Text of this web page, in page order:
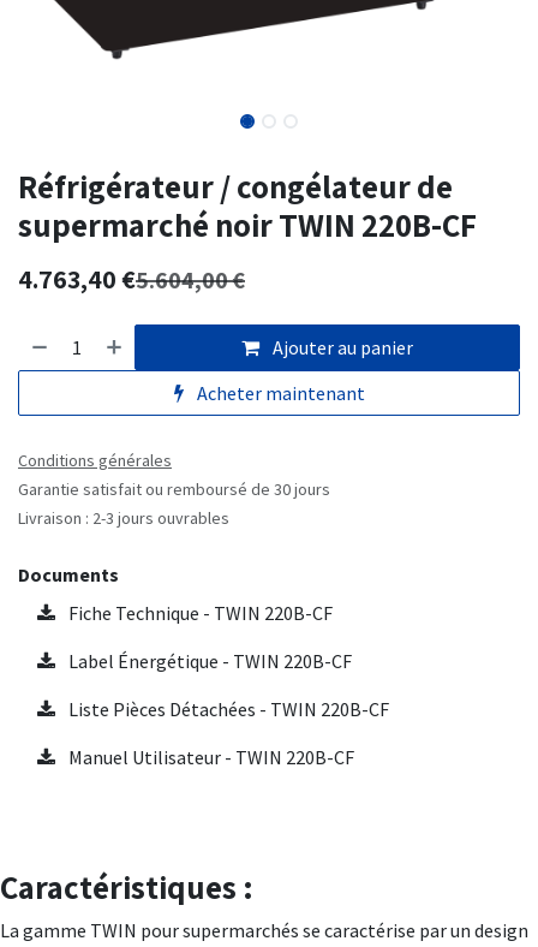
Réfrigérateur / congélateur de
supermarché noir TWIN 220B-CF
4.763,40€5.604,00€
Ajouter au panier
Acheter maintenant
Conditions générales
Garantie satisfait ou remboursé de 30 jours
Livraison : 2-3 jours ouvrables
Documents
Fiche Technique - TWIN 220B-CF
Label Énergétique - TWIN 220B-CF
Liste Pièces Détachées - TWIN 220B-CF
Manuel Utilisateur - TWIN 220B-CF
Caractéristiques :
La gamme TWIN pour supermarchés se caractérise par un design